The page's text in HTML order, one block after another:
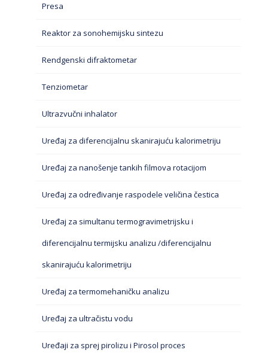
Presa
Reaktor za sonohemijsku sintezu
Rendgenski difraktometar
Tenziometar
Ultrazvučni inhalator
Uređaj za diferencijalnu skanirajuću kalorimetriju
Uređaj za nanošenje tankih filmova rotacijom
Uređaj za određivanje raspodele veličina čestica
Uređaj za simultanu termogravimetrijsku i
diferencijalnu termijsku analizu /diferencijalnu
skanirajuću kalorimetriju
Uređaj za termomehaničku analizu
Uređaj za ultračistu vodu
Uređaji za sprej pirolizu i Pirosol proces